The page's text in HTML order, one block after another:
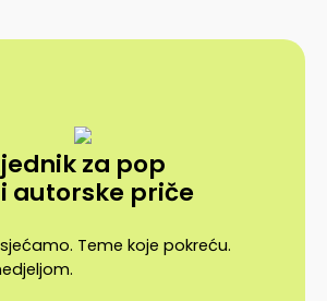
za pop
autorske priče
Teme koje pokreću.